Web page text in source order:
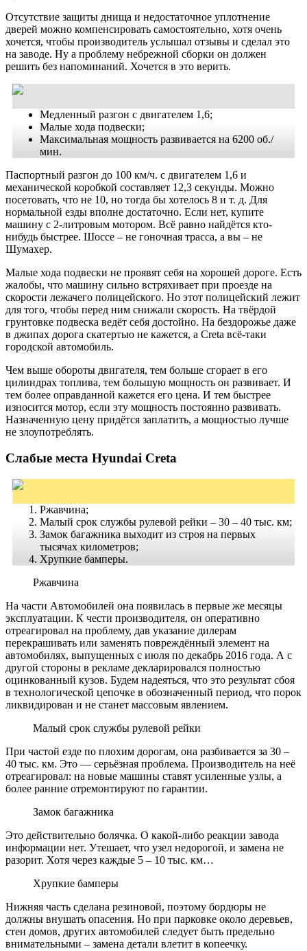
Отсутствие защиты днища и недостаточное уплотнение
дверей можно компенсировать самостоятельно, хотя очень
хочется, чтобы производитель услышал отзывы и сделал это
на заводе. Ну а проблему небрежной сборки он должен
решить без напоминаний. Хочется в это верить.
Медленный разгон с двигателем 1,6;
Малые хода подвески;
Максимальная мощность развивается на 6200 об./
мин.
Паспортный разгон до 100 км/ч. с двигателем 1,6 и
механической коробкой составляет 12,3 секунды. Можно
посетовать, что не 10, но тогда бы хотелось 8 и т. д. Для
нормальной езды вполне достаточно. Если нет, купите
машину с 2-литровым мотором. Всё равно найдётся кто-
нибудь быстрее. Шоссе – не гоночная трасса, а вы – не
Шумахер.
Малые хода подвески не проявят себя на хорошей дороге. Есть
жалобы, что машину сильно встряхивает при проезде на
скорости лежачего полицейского. Но этот полицейский лежит
для того, чтобы перед ним снижали скорость. На твёрдой
грунтовке подвеска ведёт себя достойно. На бездорожье даже
в джипах дорога скатертью не кажется, а Creta всё-таки
городской автомобиль.
Чем выше обороты двигателя, тем больше сгорает в его
цилиндрах топлива, тем большую мощность он развивает. И
тем более оправданной кажется его цена. И тем быстрее
износится мотор, если эту мощность постоянно развивать.
Назначенную цену придётся заплатить, а мощностью лучше
не злоупотреблять.
Слабые места Hyundai Creta
Ржавчина;
Малый срок службы рулевой рейки – 30 – 40 тыс. км;
Замок багажника выходит из строя на первых
тысячах километров;
Хрупкие бамперы.
Ржавчина
На части Автомобилей она появилась в первые же месяцы
эксплуатации. К чести производителя, он оперативно
отреагировал на проблему, дав указание дилерам
перекрашивать или заменять повреждённый элемент на
автомобилях, выпущенных с июля по декабрь 2016 года. А с
другой стороны в рекламе декларировался полностью
оцинкованный кузов. Будем надеяться, что это результат сбоя
в технологической цепочке в обозначенный период, что порок
ликвидирован и не станет массовым явлением.
Малый срок службы рулевой рейки
При частой езде по плохим дорогам, она разбивается за 30 –
40 тыс. км. Это — серьёзная проблема. Производитель на неё
отреагировал: на новые машины ставят усиленные узлы, а
более ранние отремонтируют по гарантии.
Замок багажника
Это действительно болячка. О какой-либо реакции завода
информации нет. Утешает, что узел недорогой, и замена не
разорит. Хотя через каждые 5 – 10 тыс. км…
Хрупкие бамперы
Нижняя часть сделана резиновой, поэтому бордюры не
должны внушать опасения. Но при парковке около деревьев,
стен домов, других автомобилей следует быть предельно
внимательными – замена детали влетит в копеечку.